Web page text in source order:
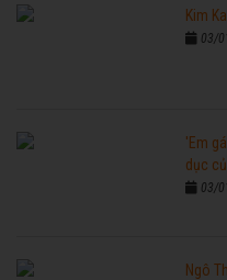
Kim
03/
'Em
dục
03/
Ngô